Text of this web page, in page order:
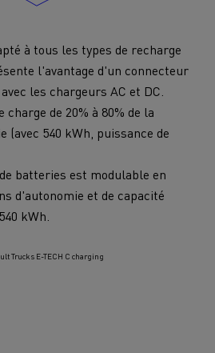
à tous les types de recharge
l'avantage d'un connecteur
les chargeurs AC et DC.
de 20% à 80% de la
(avec 540 kWh, puissance de
batteries est modulable en
d'autonomie et de capacité
kWh.